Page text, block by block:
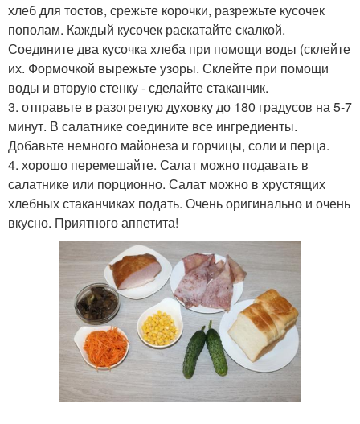
хлеб для тостов, срежьте корочки, разрежьте кусочек
пополам. Каждый кусочек раскатайте скалкой.
Соедините два кусочка хлеба при помощи воды (склейте
их. Формочкой вырежьте узоры. Склейте при помощи
воды и вторую стенку - сделайте стаканчик.
3. отправьте в разогретую духовку до 180 градусов на 5-7
минут. В салатнике соедините все ингредиенты.
Добавьте немного майонеза и горчицы, соли и перца.
4. хорошо перемешайте. Салат можно подавать в
салатнике или порционно. Салат можно в хрустящих
хлебных стаканчиках подать. Очень оригинально и очень
вкусно. Приятного аппетита!